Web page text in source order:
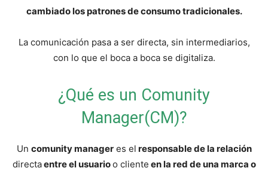
economia.
cambiado los patrones de consumo tradicionales.
La comunicación pasa a ser directa, sin intermediarios,
con lo que el boca a boca se digitaliza.
¿Qué es un Comunity
Manager(CM)?
Un comunity manageres el responsable de la relación
directaentre el usuarioo cliente en la red de una marca o